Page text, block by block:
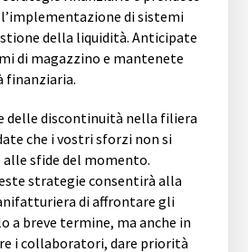
di sistemi
della liquidità. Anticipate
di magazzino e mantenete
finanziaria.
delle discontinuità nella filiera
che i vostri sforzi non si
sfide del momento.
strategie consentirà alla
di affrontare gli
a breve termine, ma anche in
i collaboratori, dare priorità